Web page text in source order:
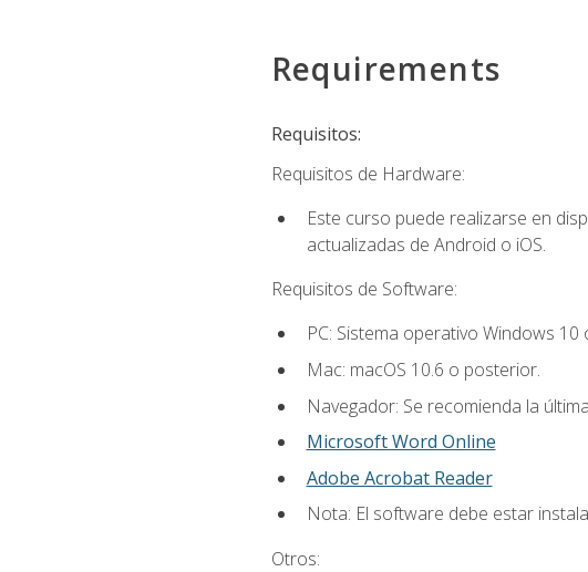
Requirements
Requisitos:
Requisitos de Hardware:
Este curso puede realizarse en
actualizadas de Android o iOS.
Requisitos de Software:
PC: Sistema operativo Windows
Mac: macOS 10.6 o posterior.
Navegador: Se recomienda la
Microsoft Word Online
Adobe Acrobat Reader
Nota: El software debe estar
Otros: